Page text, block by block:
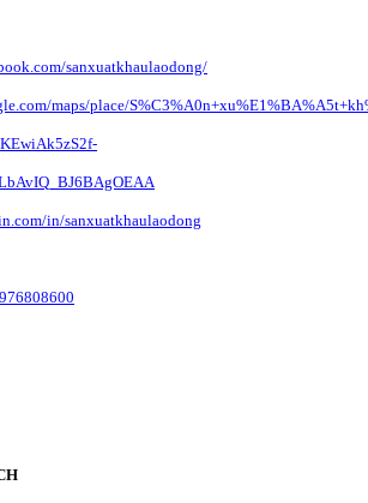
sanxuatkhaulaodong/
maps/place/
in/sanxuatkhaulaodong